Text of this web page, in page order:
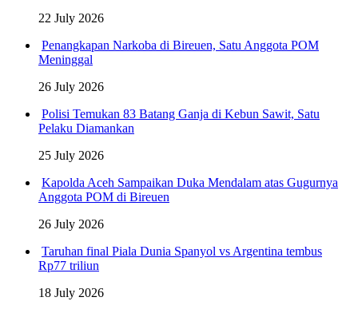
22 July 2026
Penangkapan Narkoba di Bireuen, Satu Anggota POM
Meninggal
26 July 2026
Polisi Temukan 83 Batang Ganja di Kebun Sawit, Satu
Pelaku Diamankan
25 July 2026
Kapolda Aceh Sampaikan Duka Mendalam atas Gugurnya
Anggota POM di Bireuen
26 July 2026
Taruhan final Piala Dunia Spanyol vs Argentina tembus
Rp77 triliun
18 July 2026